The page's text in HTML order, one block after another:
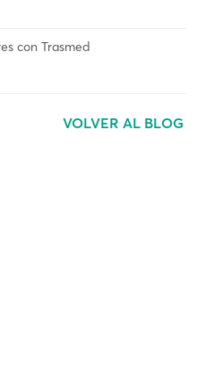
con Trasmed
VOLVER AL BLOG